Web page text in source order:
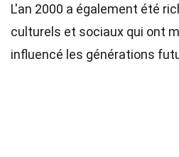
L'an 2000 a également été
culturels et sociaux qui ont
influencé les générations